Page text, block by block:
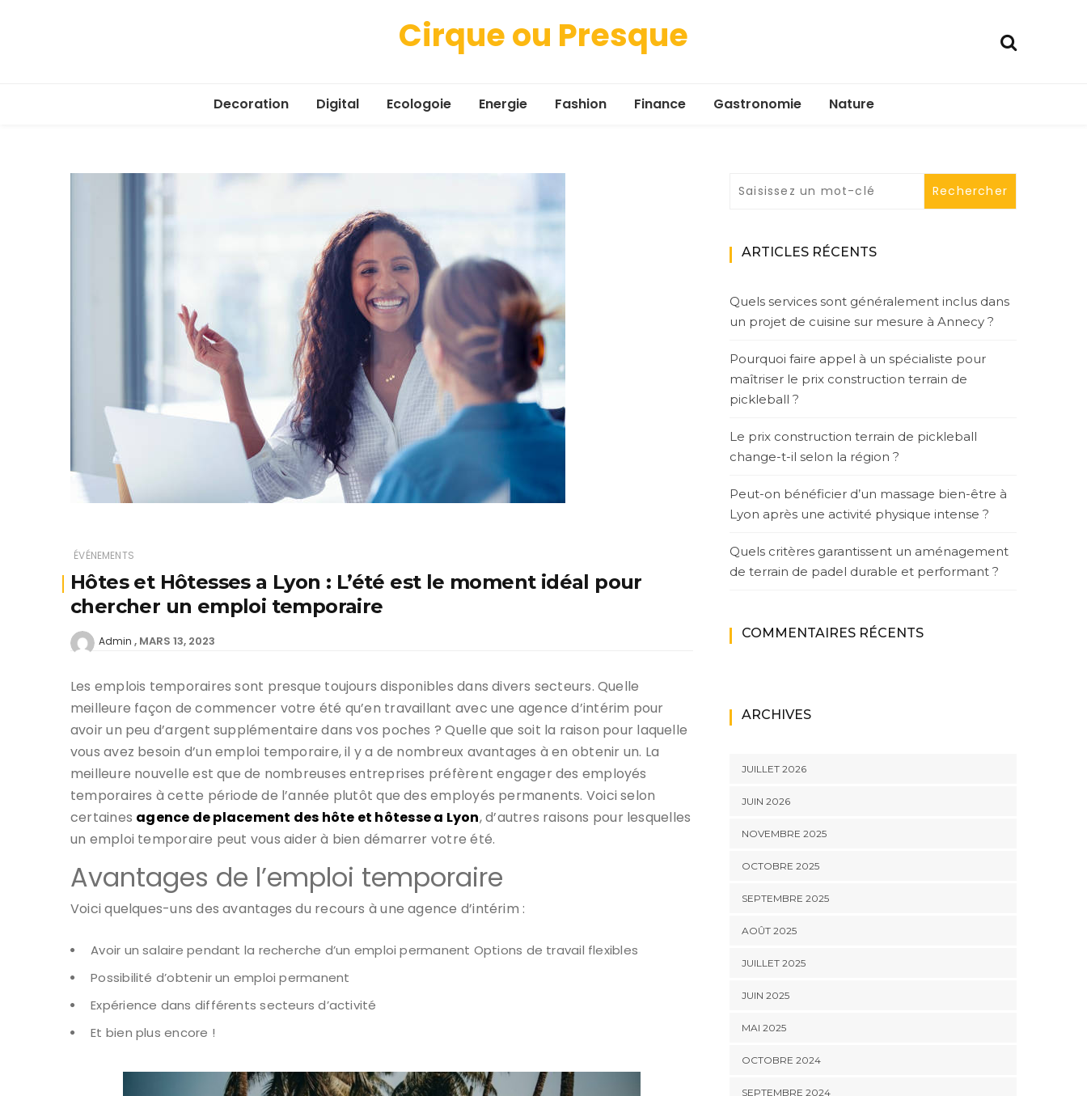
Cirque ou Presque
Decoration Digital Ecologoie Energie Fashion Finance Gastronomie Nature
ÉVÉNEMENTS
Hôtes et Hôtesses a Lyon : L’été est le moment idéal pour
chercher un emploi temporaire
Admin MARS 13, 2023
Les emplois temporaires sont presque toujours disponibles dans divers secteurs. Quelle
meilleure façon de commencer votre été qu’en travaillant avec une agence d’intérim pour
avoir un peu d’argent supplémentaire dans vos poches ? Quelle que soit la raison pour laquelle
vous avez besoin d’un emploi temporaire, il y a de nombreux avantages à en obtenir un. La
meilleure nouvelle est que de nombreuses entreprises préfèrent engager des employés
temporaires à cette période de l’année plutôt que des employés permanents. Voici selon
certaines agence de placement des hôte et hôtesse a Lyon, d’autres raisons pour lesquelles
un emploi temporaire peut vous aider à bien démarrer votre été.
Avantages de l’emploi temporaire
Voici quelques-uns des avantages du recours à une agence d’intérim :
Avoir un salaire pendant la recherche d’un emploi permanent Options de travail flexibles
Possibilité d’obtenir un emploi permanent
Expérience dans différents secteurs d’activité
Et bien plus encore !
ARTICLES RÉCENTS
Quels services sont généralement inclus dans
un projet de cuisine sur mesure à Annecy ?
Pourquoi faire appel à un spécialiste pour
maîtriser le prix construction terrain de
pickleball ?
Le prix construction terrain de pickleball
change-t-il selon la région ?
Peut-on bénéficier d’un massage bien-être à
Lyon après une activité physique intense ?
Quels critères garantissent un aménagement
de terrain de padel durable et performant ?
COMMENTAIRES RÉCENTS
ARCHIVES
JUILLET 2026
JUIN 2026
NOVEMBRE 2025
OCTOBRE 2025
SEPTEMBRE 2025
AOÛT 2025
JUILLET 2025
JUIN 2025
MAI 2025
OCTOBRE 2024
SEPTEMBRE 2024